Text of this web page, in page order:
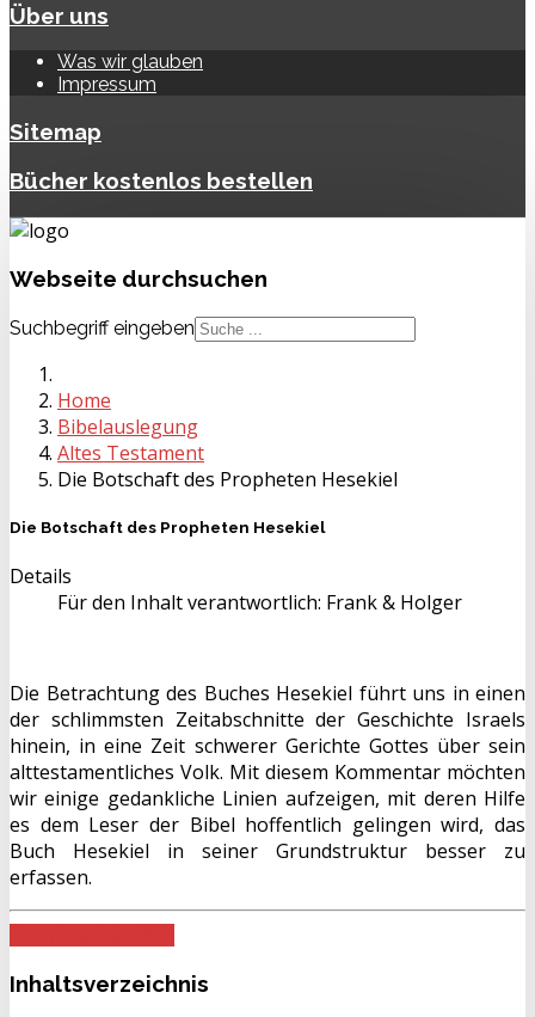
Über uns
Was wir glauben
Impressum
Sitemap
Bücher kostenlos bestellen
Webseite durchsuchen
Suchbegriff eingeben
Home
Bibelauslegung
Altes Testament
Die Botschaft des Propheten Hesekiel
Die Botschaft des Propheten Hesekiel
Details
Für den Inhalt verantwortlich: Frank & Holger
Die Betrachtung des Buches Hesekiel führt uns in einen
der schlimmsten Zeitabschnitte der Geschichte Israels
hinein, in eine Zeit schwerer Gerichte Gottes über sein
alttestamentliches Volk. Mit diesem Kommentar möchten
wir einige gedankliche Linien aufzeigen, mit deren Hilfe
es dem Leser der Bibel hoffentlich gelingen wird, das
Buch Hesekiel in seiner Grundstruktur besser zu
erfassen.
Inhaltsverzeichnis